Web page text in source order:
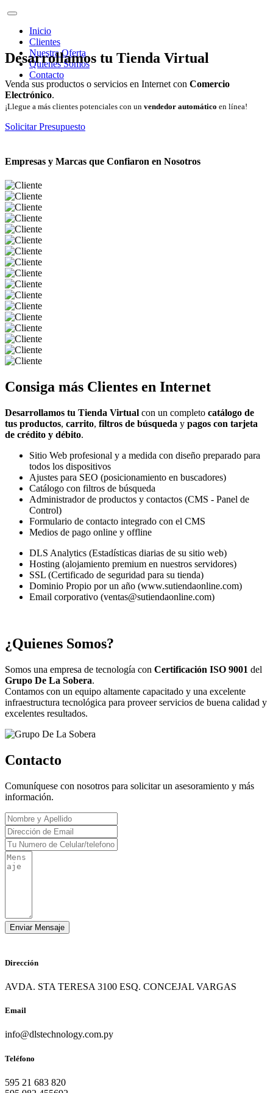
Inicio
Clientes
Nuestra Oferta
Quienes Somos
Contacto
Desarrollamos tu Tienda Virtual
Venda sus productos o servicios en Internet con Comercio
Electrónico.
¡Llegue a más clientes potenciales con un vendedor automático en línea!
Solicitar Presupuesto
Empresas y Marcas que Confiaron en Nosotros
Consiga más Clientes en Internet
Desarrollamos tu Tienda Virtual con un completo catálogo de
tus productos, carrito, filtros de búsqueda y pagos con tarjeta
de crédito y débito.
Sitio Web profesional y a medida con diseño preparado para
todos los dispositivos
Ajustes para SEO (posicionamiento en buscadores)
Catálogo con filtros de búsqueda
Administrador de productos y contactos (CMS - Panel de
Control)
Formulario de contacto integrado con el CMS
Medios de pago online y offline
DLS Analytics (Estadísticas diarias de su sitio web)
Hosting (alojamiento premium en nuestros servidores)
SSL (Certificado de seguridad para su tienda)
Dominio Propio por un año (www.sutiendaonline.com)
Email corporativo (ventas@sutiendaonline.com)
¿Quienes Somos?
Somos una empresa de tecnología con Certificación ISO 9001 del
Grupo De La Sobera.
Contamos con un equipo altamente capacitado y una excelente
infraestructura tecnológica para proveer servicios de buena calidad y
excelentes resultados.
Contacto
Comuníquese con nosotros para solicitar un asesoramiento y más
información.
Dirección
AVDA. STA TERESA 3100 ESQ. CONCEJAL VARGAS
Email
info@dlstechnology.com.py
Teléfono
595 21 683 820